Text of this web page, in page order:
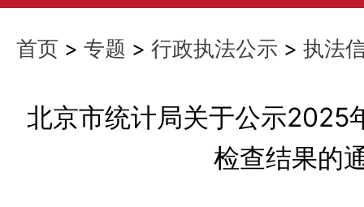
首页 > 专题 > 行政执法公示 > 执法
北京市统计局关于公示2025
检查结果的